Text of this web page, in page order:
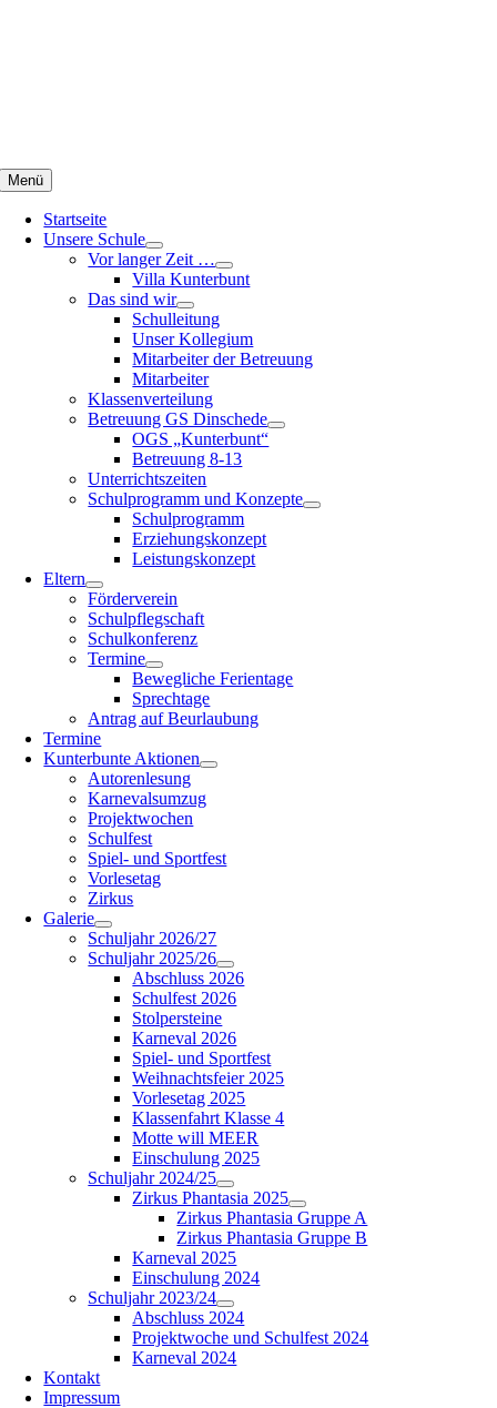
Menü
Startseite
Unsere Schule
Vor langer Zeit …
Villa Kunterbunt
Das sind wir
Schulleitung
Unser Kollegium
Mitarbeiter der Betreuung
Mitarbeiter
Klassenverteilung
Betreuung GS Dinschede
OGS „Kunterbunt“
Betreuung 8-13
Unterrichtszeiten
Schulprogramm und Konzepte
Schulprogramm
Erziehungskonzept
Leistungskonzept
Eltern
Förderverein
Schulpflegschaft
Schulkonferenz
Termine
Bewegliche Ferientage
Sprechtage
Antrag auf Beurlaubung
Termine
Kunterbunte Aktionen
Autorenlesung
Karnevalsumzug
Projektwochen
Schulfest
Spiel- und Sportfest
Vorlesetag
Zirkus
Galerie
Schuljahr 2026/27
Schuljahr 2025/26
Abschluss 2026
Schulfest 2026
Stolpersteine
Karneval 2026
Spiel- und Sportfest
Weihnachtsfeier 2025
Vorlesetag 2025
Klassenfahrt Klasse 4
Motte will MEER
Einschulung 2025
Schuljahr 2024/25
Zirkus Phantasia 2025
Zirkus Phantasia Gruppe A
Zirkus Phantasia Gruppe B
Karneval 2025
Einschulung 2024
Schuljahr 2023/24
Abschluss 2024
Projektwoche und Schulfest 2024
Karneval 2024
Kontakt
Impressum